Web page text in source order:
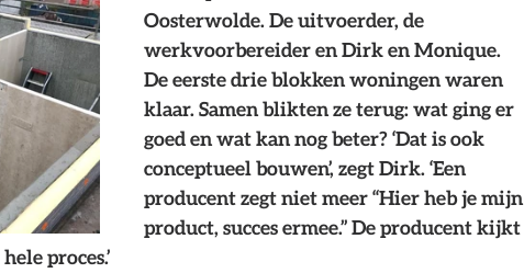
Oosterwolde. De uitvoerder, de
werkvoorbereider en Dirk en Monique.
De eerste drie blokken woningen waren
klaar. Samen blikten ze terug: wat ging er
goed en wat kan nog beter? ‘Dat is ook
conceptueel bouwen’, zegt Dirk. ‘Een
producent zegt niet meer “Hier heb je mijn
product, succes ermee.” De producent kijkt
proces.’